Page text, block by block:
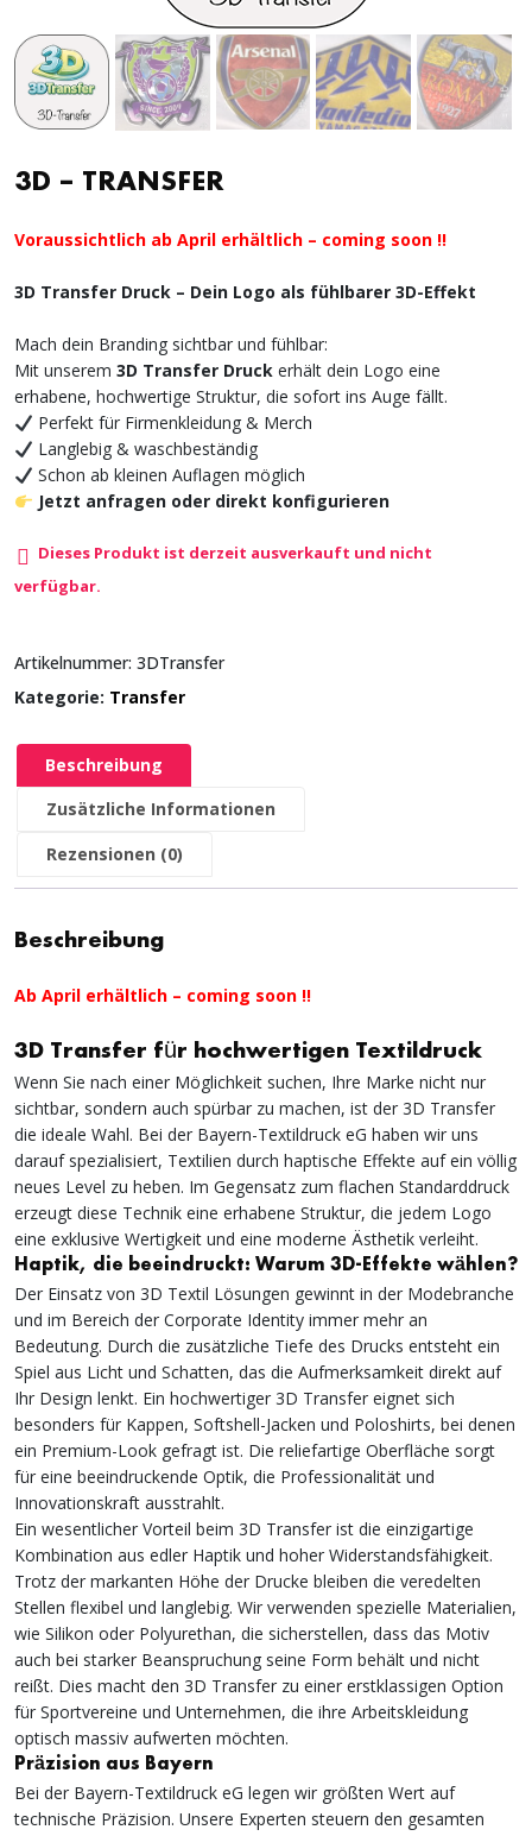
3D – TRANSFER
Voraussichtlich ab April erhältlich – coming soon !!
3D Transfer Druck – Dein Logo als fühlbarer 3D-Effekt
Mach dein Branding sichtbar und fühlbar:
Mit unserem 3D Transfer Druck erhält dein Logo eine
erhabene, hochwertige Struktur, die sofort ins Auge fällt.
Perfekt für Firmenkleidung & Merch
Langlebig & waschbeständig
Schon ab kleinen Auflagen möglich
Jetzt anfragen oder direkt konfigurieren
Dieses Produkt ist derzeit ausverkauft und nicht
verfügbar.
Artikelnummer: 3DTransfer
Kategorie: Transfer
Beschreibung
Zusätzliche Informationen
Rezensionen (0)
Beschreibung
Ab April erhältlich – coming soon !!
3D Transfer für hochwertigen Textildruck
Wenn Sie nach einer Möglichkeit suchen, Ihre Marke nicht nur
sichtbar, sondern auch spürbar zu machen, ist der 3D Transfer
die ideale Wahl. Bei der Bayern-Textildruck eG haben wir uns
darauf spezialisiert, Textilien durch haptische Effekte auf ein völlig
neues Level zu heben. Im Gegensatz zum flachen Standarddruck
erzeugt diese Technik eine erhabene Struktur, die jedem Logo
eine exklusive Wertigkeit und eine moderne Ästhetik verleiht.
Haptik, die beeindruckt: Warum 3D-Effekte wählen?
Der Einsatz von 3D Textil Lösungen gewinnt in der Modebranche
und im Bereich der Corporate Identity immer mehr an
Bedeutung. Durch die zusätzliche Tiefe des Drucks entsteht ein
Spiel aus Licht und Schatten, das die Aufmerksamkeit direkt auf
Ihr Design lenkt. Ein hochwertiger 3D Transfer eignet sich
besonders für Kappen, Softshell-Jacken und Poloshirts, bei denen
ein Premium-Look gefragt ist. Die reliefartige Oberfläche sorgt
für eine beeindruckende Optik, die Professionalität und
Innovationskraft ausstrahlt.
Ein wesentlicher Vorteil beim 3D Transfer ist die einzigartige
Kombination aus edler Haptik und hoher Widerstandsfähigkeit.
Trotz der markanten Höhe der Drucke bleiben die veredelten
Stellen flexibel und langlebig. Wir verwenden spezielle Materialien,
wie Silikon oder Polyurethan, die sicherstellen, dass das Motiv
auch bei starker Beanspruchung seine Form behält und nicht
reißt. Dies macht den 3D Transfer zu einer erstklassigen Option
für Sportvereine und Unternehmen, die ihre Arbeitskleidung
optisch massiv aufwerten möchten.
Präzision aus Bayern
Bei der Bayern-Textildruck eG legen wir größten Wert auf
technische Präzision. Unsere Experten steuern den gesamten